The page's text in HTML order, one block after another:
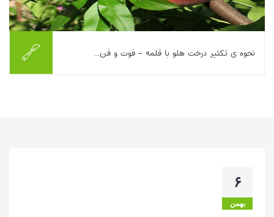
این مقاله روش تکثیر درخت هلو با قلمه چوب نرم را تشریح می‌کند.
نحوه ی تکثیر درخت هلو با قلمه - فوت و فن...
۶
بهمن